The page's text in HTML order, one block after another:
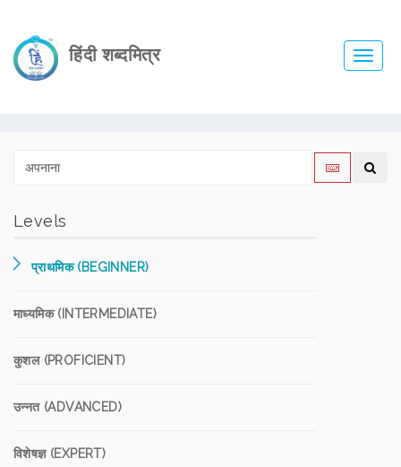
हिंदी शब्दमित्र
Levels
प्राथमिक (BEGINNER)
माध्यमिक (INTERMEDIATE)
कुशल (PROFICIENT)
उन्नत (ADVANCED)
विशेषज्ञ (EXPERT)